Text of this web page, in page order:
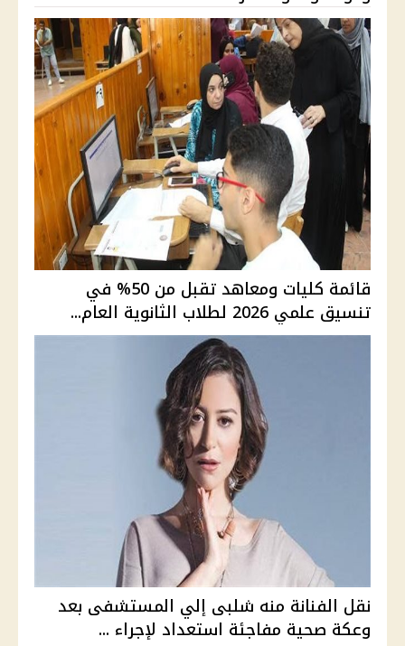
قائمة كليات ومعاهد تقبل من 50% في
تنسيق علمي 2026 لطلاب الثانوية العام...
نقل الفنانة منه شلبى إلي المستشفى بعد
وعكة صحية مفاجئة استعداد لإجراء ...